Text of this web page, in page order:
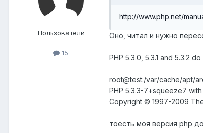
Пользователи
15
http://www.php.net/
Оно, читал и нужно
PHP 5.3.0, 5.3.1 and 5.3.2
root@test:/var/cache/apt/
PHP 5.3.3-7+squeeze7
Copyright © 1997-2009
тоесть моя версия php